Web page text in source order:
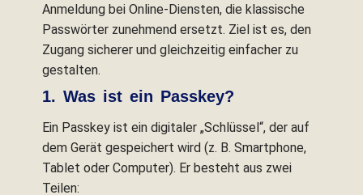
Anmeldung bei Online-Diensten, die klassische
Passwörter zunehmend ersetzt. Ziel ist es, den
Zugang sicherer und gleichzeitig einfacher zu
gestalten.
1. Was ist ein Passkey?
Ein Passkey ist ein digitaler „Schlüssel“, der auf
dem Gerät gespeichert wird (z. B. Smartphone,
Tablet oder Computer). Er besteht aus zwei
Teilen: